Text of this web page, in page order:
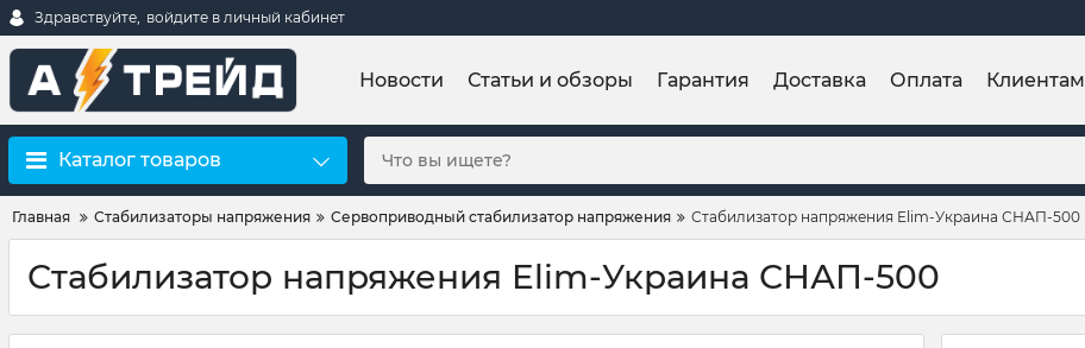
Здравствуйте, войдите в личный кабинет
Новости Статьи и обзоры Гарантия Доставка Оплата Клиентам
Каталог товаров
Главная Стабилизаторы напряжения Сервоприводный стабилизатор напряжения Стабилизатор напряжения Elim-Украина СНАП-500
Стабилизатор напряжения Elim-Украина СНАП-500